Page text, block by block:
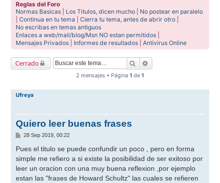
Reglas del Foro
Normas Basicas
Los Titulos, dicen mucho
No postear en paralelo
|Continua en tu tema |Cierra tu tema, antes de abrir otro
No escribas en temas antiguos
Enlaces a web/mail/blog/Msn NO estan permitidos
Mensajes Privados
Informes de resultados |Antivirus Online
Cerrado Buscar
2 mensajes • Página 1 de 1
Ufreya
Quiero leer buenas frases
M
n
a
j
e
28 Sep 2019, 00:22
Pues el titulo se puede confundir un poco , pero en forma
simple me refiero a si existe la posibilidad de ser exitoso por
leer un oracion con una muy buena reflexion ,por ejemplo
estan las "frases de Howard Schultz" las cuales se refieren